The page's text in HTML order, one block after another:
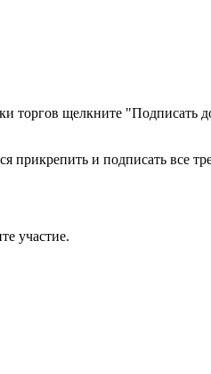
щелкните "Подписать
прикрепить и подписать все
участие.